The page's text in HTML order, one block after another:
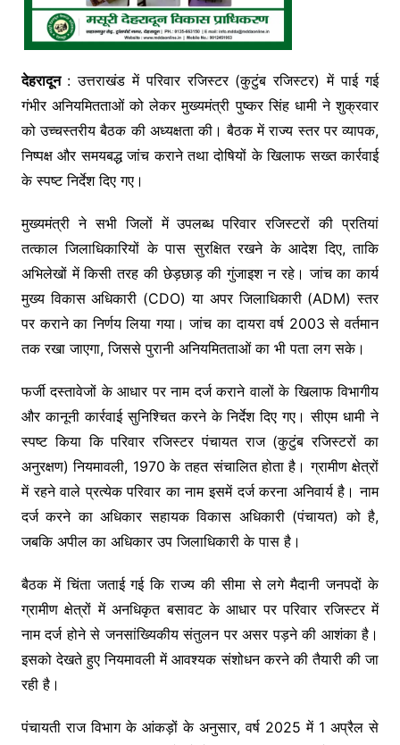
देहरादून : उत्तराखंड में परिवार रजिस्टर (कुटुंब रजिस्टर) में पाई गई
गंभीर अनियमितताओं को लेकर मुख्यमंत्री पुष्कर सिंह धामी ने शुक्रवार
को उच्चस्तरीय बैठक की अध्यक्षता की। बैठक में राज्य स्तर पर व्यापक,
निष्पक्ष और समयबद्ध जांच कराने तथा दोषियों के खिलाफ सख्त कार्रवाई
के स्पष्ट निर्देश दिए गए।
मुख्यमंत्री ने सभी जिलों में उपलब्ध परिवार रजिस्टरों की प्रतियां
तत्काल जिलाधिकारियों के पास सुरक्षित रखने के आदेश दिए, ताकि
अभिलेखों में किसी तरह की छेड़छाड़ की गुंजाइश न रहे। जांच का कार्य
मुख्य विकास अधिकारी (CDO) या अपर जिलाधिकारी (ADM) स्तर
पर कराने का निर्णय लिया गया। जांच का दायरा वर्ष 2003 से वर्तमान
तक रखा जाएगा, जिससे पुरानी अनियमितताओं का भी पता लग सके।
फर्जी दस्तावेजों के आधार पर नाम दर्ज कराने वालों के खिलाफ विभागीय
और कानूनी कार्रवाई सुनिश्चित करने के निर्देश दिए गए। सीएम धामी ने
स्पष्ट किया कि परिवार रजिस्टर पंचायत राज (कुटुंब रजिस्टरों का
अनुरक्षण) नियमावली, 1970 के तहत संचालित होता है। ग्रामीण क्षेत्रों
में रहने वाले प्रत्येक परिवार का नाम इसमें दर्ज करना अनिवार्य है। नाम
दर्ज करने का अधिकार सहायक विकास अधिकारी (पंचायत) को है,
जबकि अपील का अधिकार उप जिलाधिकारी के पास है।
बैठक में चिंता जताई गई कि राज्य की सीमा से लगे मैदानी जनपदों के
ग्रामीण क्षेत्रों में अनधिकृत बसावट के आधार पर परिवार रजिस्टर में
नाम दर्ज होने से जनसांख्यिकीय संतुलन पर असर पड़ने की आशंका है।
इसको देखते हुए नियमावली में आवश्यक संशोधन करने की तैयारी की जा
रही है।
पंचायती राज विभाग के आंकड़ों के अनुसार, वर्ष 2025 में 1 अप्रैल से